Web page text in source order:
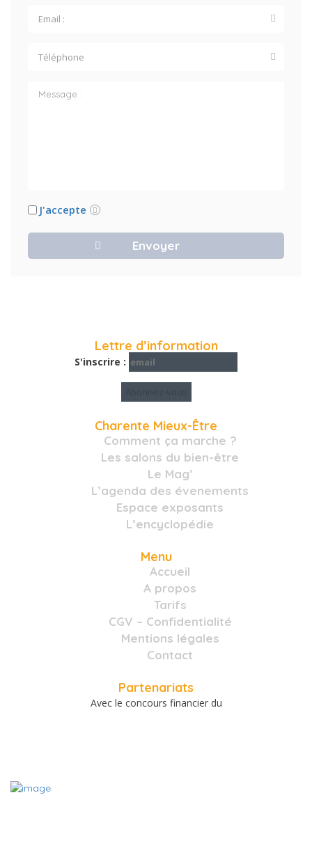
J'accepte
Lettre d’information
S'inscrire :
Charente Mieux-Être
Comment ça marche ?
Les salons du bien-être
Le Mag’
L’agenda des évenements
Espace exposants
L’encyclopédie
Menu
Accueil
A propos
Tarifs
CGV – Confidentialité
Mentions légales
Contact
Partenariats
Avec le concours financier du